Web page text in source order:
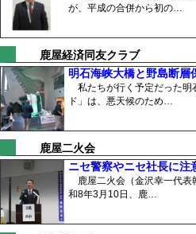
が、平成の合併から初の…
鹿屋経済同友クラブ
明石海峡大橋と野島断
私たちが行く予定だった明
ド」は、悪天候のため…
鹿屋二火会
ニセ警察やニセ社長に
鹿屋二火会（金沢幸一代表
和8年3月10日、鹿…